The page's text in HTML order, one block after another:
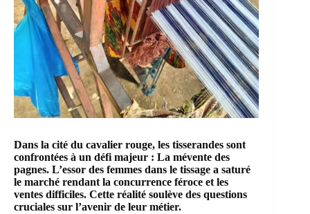
Dans la cité du cavalier rouge, les tisserandes sont
confrontées à un défi majeur : La mévente des
pagnes. L’essor des femmes dans le tissage a saturé
le marché rendant la concurrence féroce et les
ventes difficiles. Cette réalité soulève des questions
cruciales sur l’avenir de leur métier.